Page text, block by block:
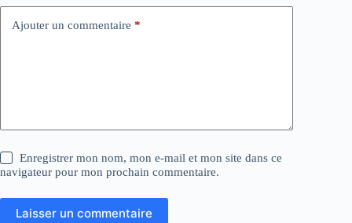
Ajouter un commentaire *
Enregistrer mon nom, mon e-mail et mon site dans ce
navigateur pour mon prochain commentaire.
Laisser un commentaire